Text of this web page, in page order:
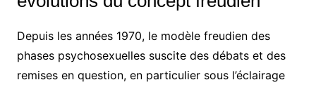
Depuis les années 1970, le modèle freudien des
phases psychosexuelles suscite des débats et des
remises en question, en particulier sous l’éclairage